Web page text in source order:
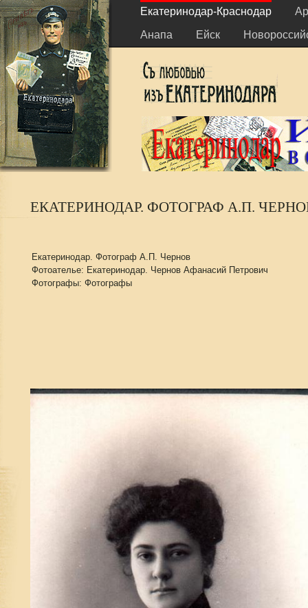
Екатеринодар-Краснодар
Анапа
Ейск
ЕКАТЕРИНОДАР. ФОТОГРАФ А.П.
Екатеринодар. Фотограф А.П. Чернов
Фотоателье: Екатеринодар. Чернов Афанасий Петрович
Фотографы: Фотографы